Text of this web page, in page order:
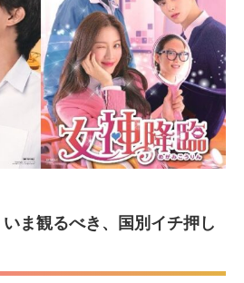
ま観るべき、国別イチ押し